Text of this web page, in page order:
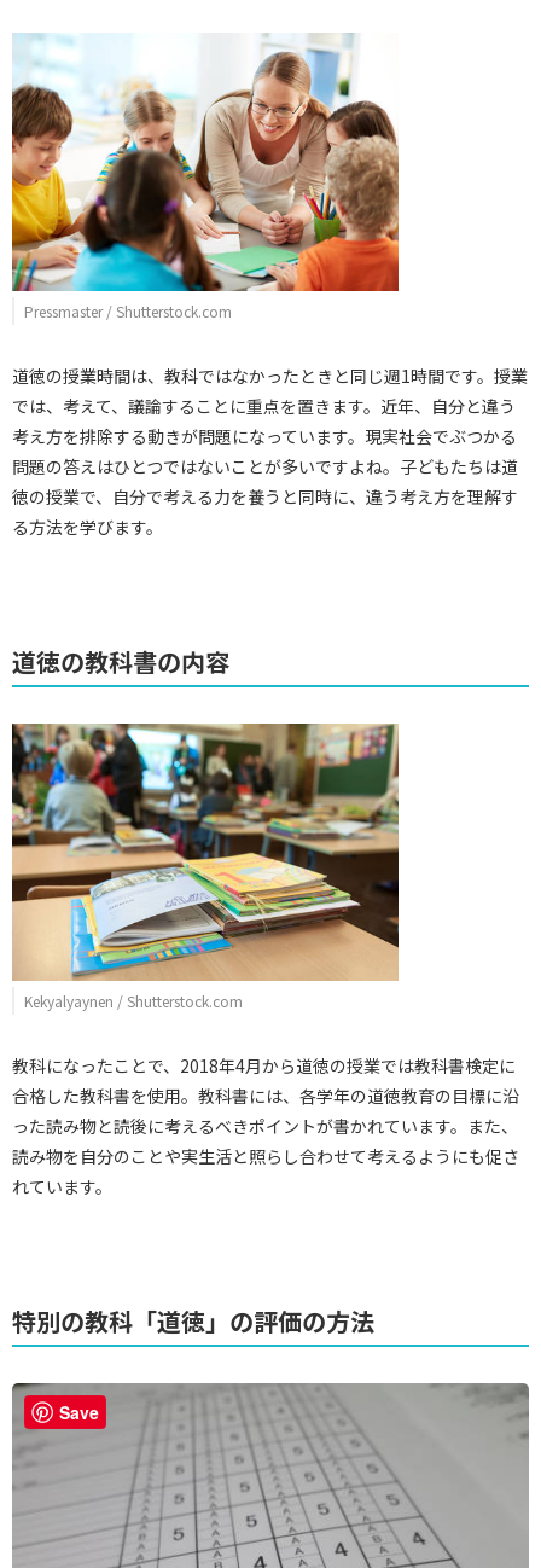
Pressmaster / Shutterstock.com
道徳の授業時間は、教科ではなかったときと同じ週1時間です。授業
では、考えて、議論することに重点を置きます。近年、自分と違う
考え方を排除する動きが問題になっています。現実社会でぶつかる
問題の答えはひとつではないことが多いですよね。子どもたちは道
徳の授業で、自分で考える力を養うと同時に、違う考え方を理解す
る方法を学びます。
道徳の教科書の内容
Kekyalyaynen / Shutterstock.com
教科になったことで、2018年4月から道徳の授業では教科書検定に
合格した教科書を使用。教科書には、各学年の道徳教育の目標に沿
った読み物と読後に考えるべきポイントが書かれています。また、
読み物を自分のことや実生活と照らし合わせて考えるようにも促さ
れています。
特別の教科「道徳」の評価の方法
Save